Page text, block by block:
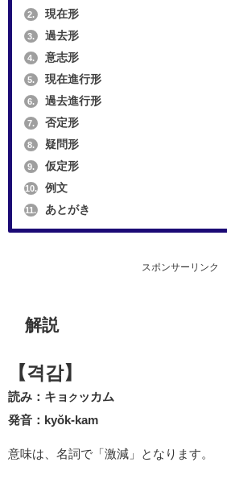
2. 現在形
3. 過去形
4. 意志形
5. 現在進行形
6. 過去進行形
7. 否定形
8. 疑問形
9. 仮定形
10. 例文
11. あとがき
スポンサーリンク
解説
【격감】
読み：キョ ク ッカム
発音：kyŏk-kam
意味は、名詞で「激減」となります。